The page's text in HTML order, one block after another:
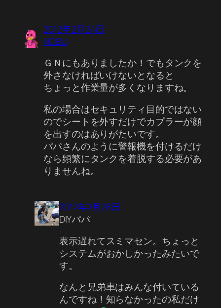
2012年2月24日
NOBU
ＧＮにもありましたか！でもタンクを
外さなければいけないとなると
ちょっと作業量が多くなりますね。
私の場合はセキュリティ目的ではない
のでシートを外すだけでカプラーが顔
を出すのはありがたいです。
パパさんのように警報機を付けるだけ
なら頻繁にタンクを着脱する必要があ
りませんね。
2012年2月28日
DIYパパ
表示遅れてスミマセン。ちょっと
システムがおかしかったみたいで
す。
なんと兄弟車はみんな付いている
んですね！知らなかったの私だけ